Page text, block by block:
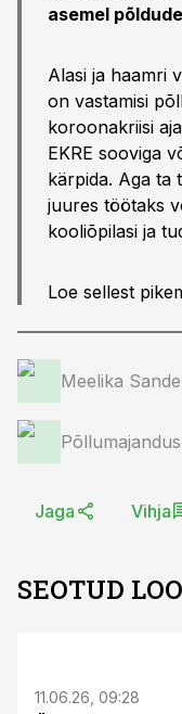
asemel
Alasi ja haamri
on vastamisi
koroonakriisi
EKRE sooviga
kärpida. Aga ta
juures töötaks
kooliõpilasi ja
Loe sellest
Meelika
Jaga Vihja
SEOTUD
11.06.26, 09:28